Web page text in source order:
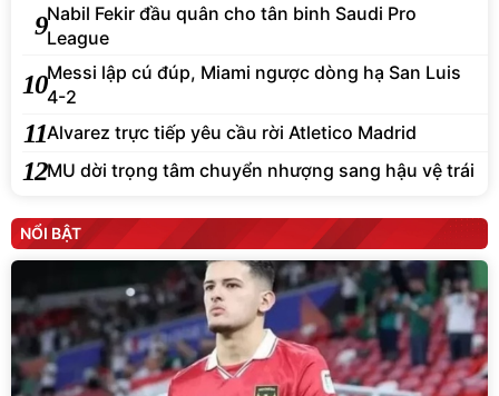
9Nabil Fekir đầu quân cho tân binh Saudi Pro
League
10Messi lập cú đúp, Miami ngược dòng hạ San Luis
4-2
11Alvarez trực tiếp yêu cầu rời Atletico Madrid
12MU dời trọng tâm chuyển nhượng sang hậu vệ trái
NỔI BẬT